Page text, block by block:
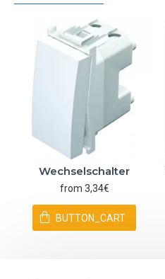
Wechselschalter
from 3,34€
BUTTON_CART